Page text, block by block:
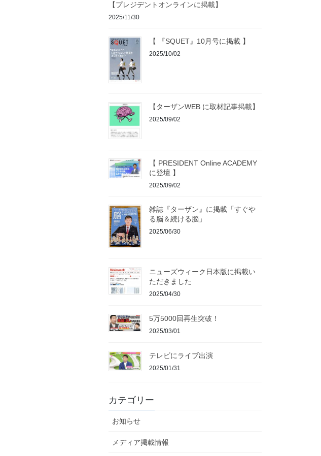
【プレジデントオンラインに掲載】
2025/11/30
【 『SQUET』10月号に掲載 】
2025/10/02
【ターザンWEB に取材記事掲載】
2025/09/02
【 PRESIDENT Online ACADEMY
に登壇 】
2025/09/02
雑誌『ターザン』に掲載「すぐや
る脳＆続ける脳」
2025/06/30
ニューズウィーク日本版に掲載い
ただきました
2025/04/30
5万5000回再生突破！
2025/03/01
テレビにライブ出演
2025/01/31
カテゴリー
お知らせ
メディア掲載情報